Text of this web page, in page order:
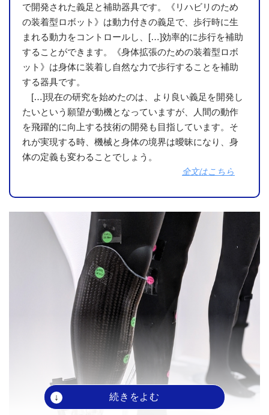
で開発された義足と補助器具です。《リハビリのため
の装着型ロボット》は動力付きの義足で、歩行時に生
まれる動力をコントロールし、[…]効率的に歩行を補助
することができます。《身体拡張のための装着型ロボ
ット》は身体に装着し自然な力で歩行することを補助
する器具です。
[…]現在の研究を始めたのは、より良い義足を開発し
たいという願望が動機となっていますが、人間の動作
を飛躍的に向上する技術の開発も目指しています。そ
れが実現する時、機械と身体の境界は曖昧になり、身
体の定義も変わることでしょう。
全文はこちら